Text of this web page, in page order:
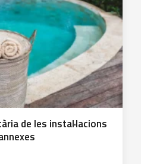
de les instal·lacions